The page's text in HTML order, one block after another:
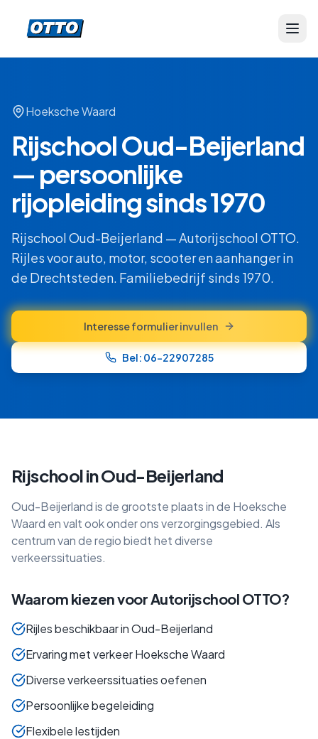
Hoeksche Waard
Rijschool Oud-Beijerland
— persoonlijke
rijopleiding sinds 1970
Rijschool Oud-Beijerland — Autorijschool OTTO.
Rijles voor auto, motor, scooter en aanhanger in
de Drechtsteden. Familiebedrijf sinds 1970.
Interesse formulier invullen
Bel: 06-22907285
Rijschool inOud-Beijerland
Oud-Beijerland is de grootste plaats in de Hoeksche
Waard en valt ook onder ons verzorgingsgebied. Als
centrum van de regio biedt het diverse
verkeerssituaties.
Waarom kiezen voor Autorijschool OTTO?
Rijles beschikbaar in Oud-Beijerland
Ervaring met verkeer Hoeksche Waard
Diverse verkeerssituaties oefenen
Persoonlijke begeleiding
Flexibele lestijden